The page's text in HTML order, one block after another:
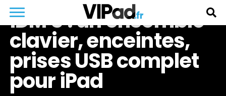
iDM 5 : un ensemble
clavier, enceintes,
prises USB complet
pour iPad